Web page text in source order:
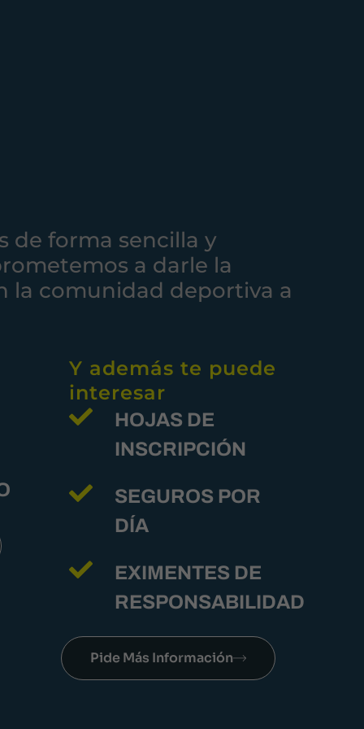
de forma sencilla y
a darle la
la comunidad deportiva a
Y además te puede
interesar
HOJAS DE
INSCRIPCIÓN
SEGUROS POR
DÍA
EXIMENTES DE
RESPONSABILIDAD
Pide Más Información